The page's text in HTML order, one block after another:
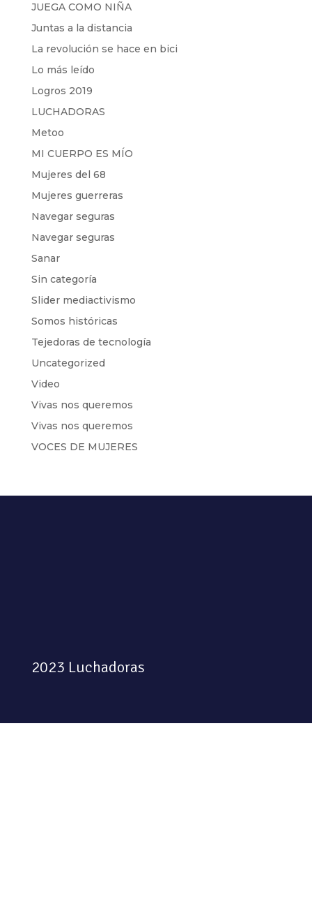
JUEGA COMO NIÑA
Juntas a la distancia
La revolución se hace en bici
Lo más leído
Logros 2019
LUCHADORAS
Metoo
MI CUERPO ES MÍO
Mujeres del 68
Mujeres guerreras
Navegar seguras
Navegar seguras
Sanar
Sin categoría
Slider mediactivismo
Somos históricas
Tejedoras de tecnología
Uncategorized
Video
Vivas nos queremos
Vivas nos queremos
VOCES DE MUJERES
2023 Luchadoras